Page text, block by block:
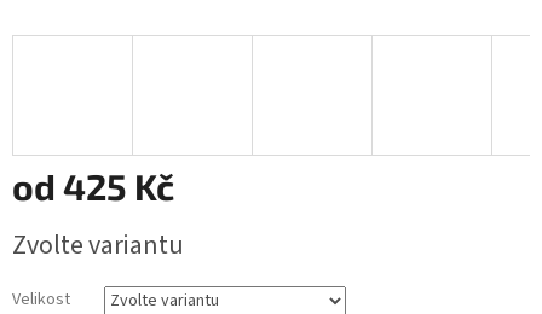
od 425 Kč
cena:
Zvolte variantu
Velikost